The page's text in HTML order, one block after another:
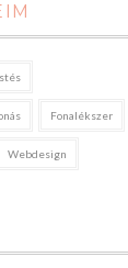
Fonalékszer
Webdesign